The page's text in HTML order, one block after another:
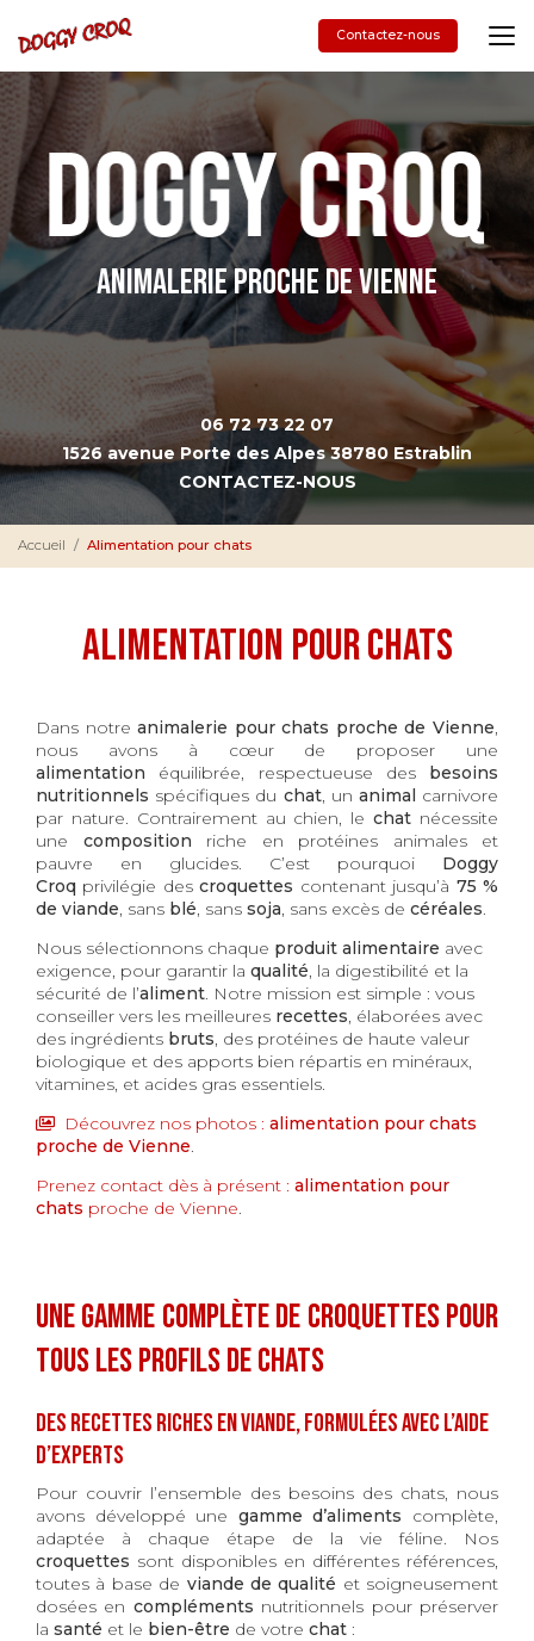
au
contenu
principal
Contactez-nous
Animalerie proche de Vienne
06 72 73 22 07
1526 avenue Porte des Alpes 38780 Estrablin
CONTACTEZ-NOUS
Accueil Alimentation pour chats
Alimentation pour chats
Dans notreanimalerie pour chats proche de Vienne,
nous avons à cœur de proposer une
alimentation équilibrée, respectueuse des besoins
nutritionnels spécifiques du chat, un animal carnivore
par nature. Contrairement au chien, lechat nécessite
une composition riche en protéines animales et
pauvre en glucides. C’est pourquoi Doggy
Croq privilégie descroquettes contenant jusqu’à 75 %
de viande, sans blé, sans soja, sans excès de céréales.
Nous sélectionnons chaque produit alimentaire avec
exigence, pour garantir la qualité, la digestibilité et la
sécurité de l’aliment. Notre mission est simple : vous
conseiller vers les meilleures recettes, élaborées avec
des ingrédients bruts, des protéines de haute valeur
biologique et des apports bien répartis en minéraux,
vitamines, et acides gras essentiels.
Découvrez nos photos : alimentation pour chats
proche de Vienne.
Prenez contact dès à présent : alimentation pour
chats proche de Vienne.
Une gamme complète de croquettes pour
tous les profils de chats
Des recettes riches en viande, formulées avec l’aide
d’experts
Pour couvrir l’ensemble des besoins des chats, nous
avons développé une gamme d’aliments complète,
adaptée à chaque étape de la vie féline. Nos
croquettes sont disponibles en différentes références,
toutes à base de viande de qualité et soigneusement
dosées en compléments nutritionnels pour préserver
la santé et le bien-être de votre chat :